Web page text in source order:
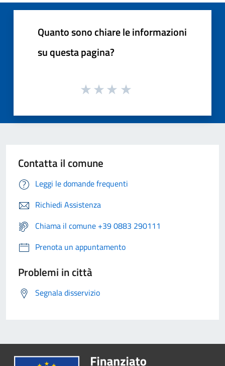
Quanto sono chiare le informazioni
su questa pagina?
Contatta il comune
Leggi le domande frequenti
Richiedi Assistenza
Chiama il comune +39 0883 290111
Prenota un appuntamento
Problemi in città
Segnala disservizio